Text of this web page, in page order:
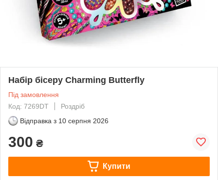
Набір бісеру Charming Butterfly
Під замовлення
Код: 7269DT
Роздріб
Відправка з 10 серпня 2026
300 ₴
Купити